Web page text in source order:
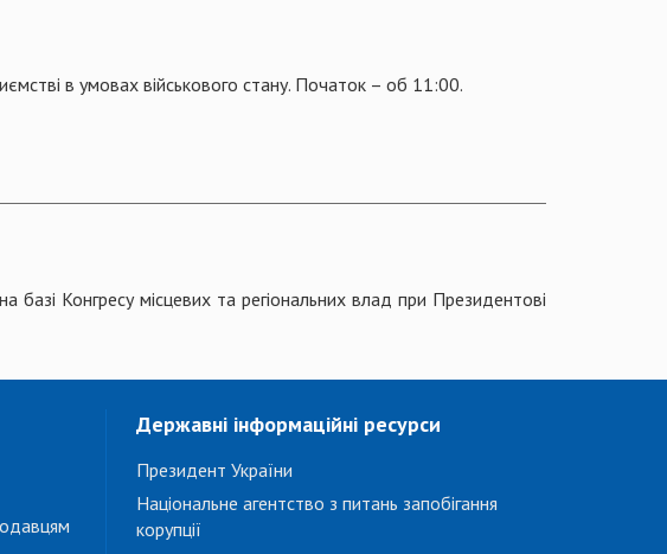
в умовах військового стану. Початок – об 11:00.
Конгресу місцевих та регіональних влад при Президентові
Державні інформаційні ресурси
Президент України
Національне агентство з питань запобігання
корупції